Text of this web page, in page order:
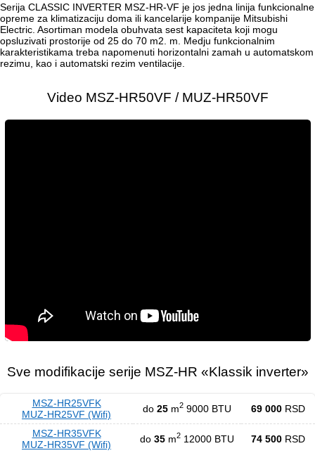
Serija CLASSIC INVERTER MSZ-HR-VF je jos jedna linija funkcionalne
opreme za klimatizaciju doma ili kancelarije kompanije Mitsubishi
Electric. Asortiman modela obuhvata sest kapaciteta koji mogu
opsluzivati prostorije od 25 do 70 m2. m. Medju funkcionalnim
karakteristikama treba napomenuti horizontalni zamah u automatskom
rezimu, kao i automatski rezim ventilacije.
Video MSZ-HR50VF / MUZ-HR50VF
Sve modifikacije serije MSZ-HR «Klassik inverter»
MSZ-HR25VFK
MUZ-HR25VF (Wifi)
do 25 m2 9000 BTU 69 000 RSD
MSZ-HR35VFK
MUZ-HR35VF (Wifi)
do 35 m2 12000 BTU 74 500 RSD